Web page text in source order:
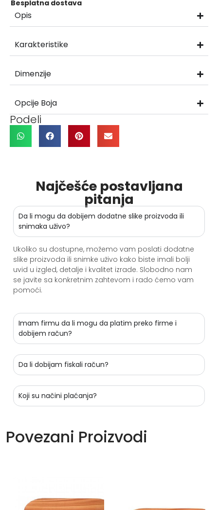
Besplatna dostava
Opis
Karakteristike
Dimenzije
Opcije Boja
Podeli
Najčešće postavljana
pitanja
Da li mogu da dobijem dodatne slike proizvoda ili
snimaka uživo?
Ukoliko su dostupne, možemo vam poslati dodatne
slike proizvoda ili snimke uživo kako biste imali bolji
uvid u izgled, detalje i kvalitet izrade. Slobodno nam
se javite sa konkretnim zahtevom i rado ćemo vam
pomoći.
Imam firmu da li mogu da platim preko firme i
dobijem račun?
Da li dobijam fiskali račun?
Koji su načini plaćanja?
Povezani Proizvodi